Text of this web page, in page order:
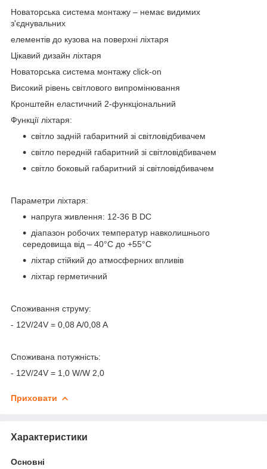
Новаторська система монтажу – немає видимих
з'єднувальних
елементів до кузова на поверхні ліхтаря
Цікавий дизайн ліхтаря
Новаторська система монтажу click-on
Високий рівень світлового випромінювання
Кронштейн еластичний 2-функціональний
Функції ліхтаря:
світло задній габаритний зі світловідбивачем
світло передній габаритний зі світловідбивачем
світло боковый габаритний зі світловідбивачем
Параметри ліхтаря:
напруга живлення: 12-36 В DC
діапазон робочих температур навколишнього
середовища від – 40°C до +55°C
ліхтар стійкий до атмосферних впливів
ліхтар герметичний
Споживання струму:
- 12V/24V = 0,08 A/0,08 A
Споживана потужність:
- 12V/24V = 1,0 W/W 2,0
Приховати
Характеристики
Основні